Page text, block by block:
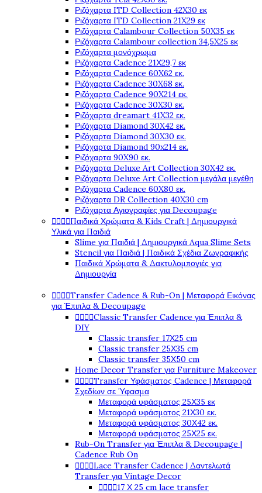
Ριζόχαρτα ITD Collection 42X30 εκ
Ριζόχαρτα ITD Collection 21X29 εκ
Ριζόχαρτα Calambour Collection 50X35 εκ
Ριζόχαρτα Calambour collection 34,5X25 εκ
Ριζόχαρτα μονόχρωμα
Ριζόχαρτα Cadence 21Χ29,7 εκ
Ριζόχαρτα Cadence 60X62 εκ.
Ριζόχαρτα Cadence 30X68 εκ.
Ριζόχαρτα Cadence 90X214 εκ.
Ριζόχαρτα Cadence 30X30 εκ.
Ριζόχαρτα dreamart 41X32 εκ.
Ριζόχαρτα Diamond 30X42 εκ.
Ριζόχαρτα Diamond 30X30 εκ.
Ριζόχαρτα Diamond 90x214 εκ.
Ριζόχαρτα 90X90 εκ.
Ριζόχαρτα Deluxe Art Collection 30X42 εκ.
Ριζόχαρτα Deluxe Art Collection μεγάλα μεγέθη
Ριζόχαρτα Cadence 60X80 εκ.
Ριζόχαρτα DR Collection 40X30 cm
Ριζόχαρτα Αγιογραφίες για Decoupage
Παιδικά Χρώματα & Kids Craft | Δημιουργικά
Υλικά για Παιδιά
Slime για Παιδιά | Δημιουργικά Aqua Slime Sets
Stencil για Παιδιά | Παιδικά Σχέδια Ζωγραφικής
Παιδικά Χρώματα & Δακτυλομπογιές για
Δημιουργία
Transfer Cadence & Rub-On | Μεταφορά Εικόνας
για Έπιπλα & Decoupage
Classic Transfer Cadence για Έπιπλα &
DIY
Classic transfer 17Χ25 cm
Classic transfer 25Χ35 cm
Classic transfer 35Χ50 cm
Home Decor Transfer για Furniture Makeover
Transfer Υφάσματος Cadence | Μεταφορά
Σχεδίων σε Ύφασμα
Μεταφορά υφάσματος 25Χ35 εκ
Μεταφορά υφάσματος 21Χ30 εκ.
Μεταφορά υφάσματος 30Χ42 εκ.
Μεταφορά υφάσματος 25Χ25 εκ.
Rub-On Transfer για Έπιπλα & Decoupage |
Cadence Rub On
Lace Transfer Cadence | Δαντελωτά
Transfer για Vintage Decor
17 Χ 25 cm lace transfer